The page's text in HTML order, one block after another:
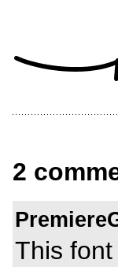
2
This